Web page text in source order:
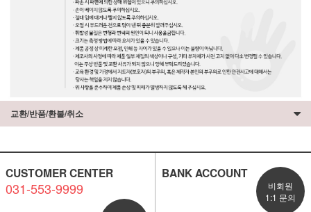
교환/반품/환불/취소
CUSTOMER CENTER
031-553-9999
BANK ACCOUNT
비회원
1:1 문의